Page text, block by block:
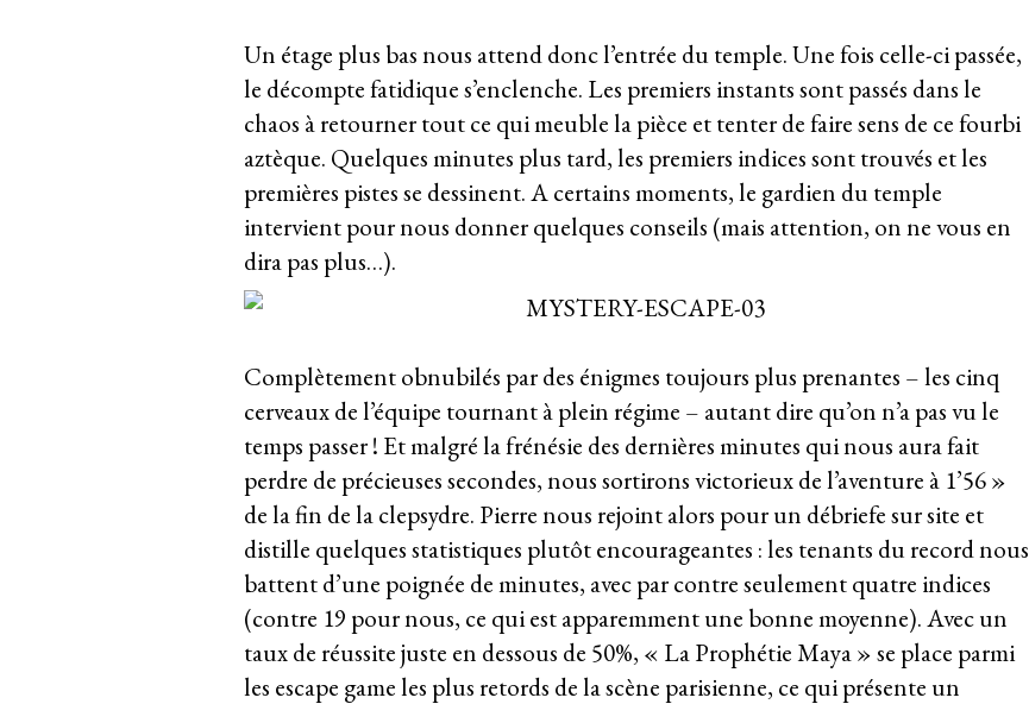
Un étage plus bas nous attend donc l’entrée du temple. Une fois celle-ci passée,
le décompte fatidique s’enclenche. Les premiers instants sont passés dans le
chaos à retourner tout ce qui meuble la pièce et tenter de faire sens de ce fourbi
aztèque. Quelques minutes plus tard, les premiers indices sont trouvés et les
premières pistes se dessinent. A certains moments, le gardien du temple
intervient pour nous donner quelques conseils (mais attention, on ne vous en
dira pas plus…).
Complètement obnubilés par des énigmes toujours plus prenantes – les cinq
cerveaux de l’équipe tournant à plein régime – autant dire qu’on n’a pas vu le
temps passer ! Et malgré la frénésie des dernières minutes qui nous aura fait
perdre de précieuses secondes, nous sortirons victorieux de l’aventure à 1’56 »
de la fin de la clepsydre. Pierre nous rejoint alors pour un débriefe sur site et
distille quelques statistiques plutôt encourageantes : les tenants du record nous
battent d’une poignée de minutes, avec par contre seulement quatre indices
(contre 19 pour nous, ce qui est apparemment une bonne moyenne). Avec un
taux de réussite juste en dessous de 50%, « La Prophétie Maya » se place parmi
les escape game les plus retords de la scène parisienne, ce qui présente un